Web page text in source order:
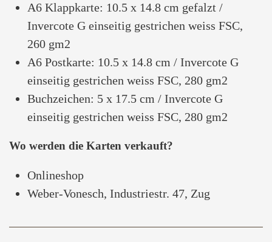
A6 Klappkarte: 10.5 x 14.8 cm gefalzt /
Invercote G einseitig gestrichen weiss FSC,
260 gm2
A6 Postkarte: 10.5 x 14.8 cm / Invercote G
einseitig gestrichen weiss FSC, 280 gm2
Buchzeichen: 5 x 17.5 cm / Invercote G
einseitig gestrichen weiss FSC, 280 gm2
Wo werden die Karten verkauft?
Onlineshop
Weber-Vonesch, Industriestr. 47, Zug